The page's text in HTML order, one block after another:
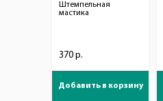
Штемпельная
мастика
370 р.
Добавить в корзину